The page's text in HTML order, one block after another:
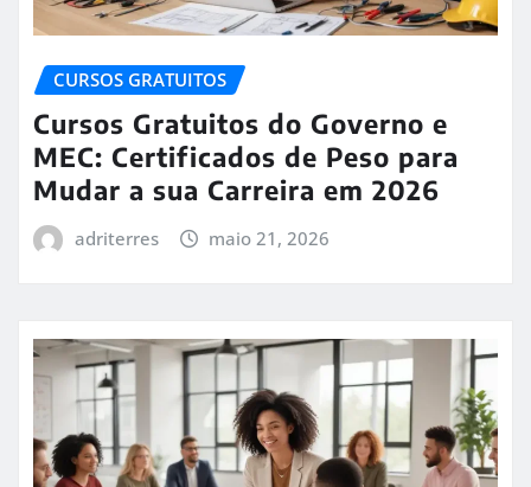
CURSOS GRATUITOS
Cursos Gratuitos do Governo e
MEC: Certificados de Peso para
Mudar a sua Carreira em 2026
adriterres maio 21, 2026